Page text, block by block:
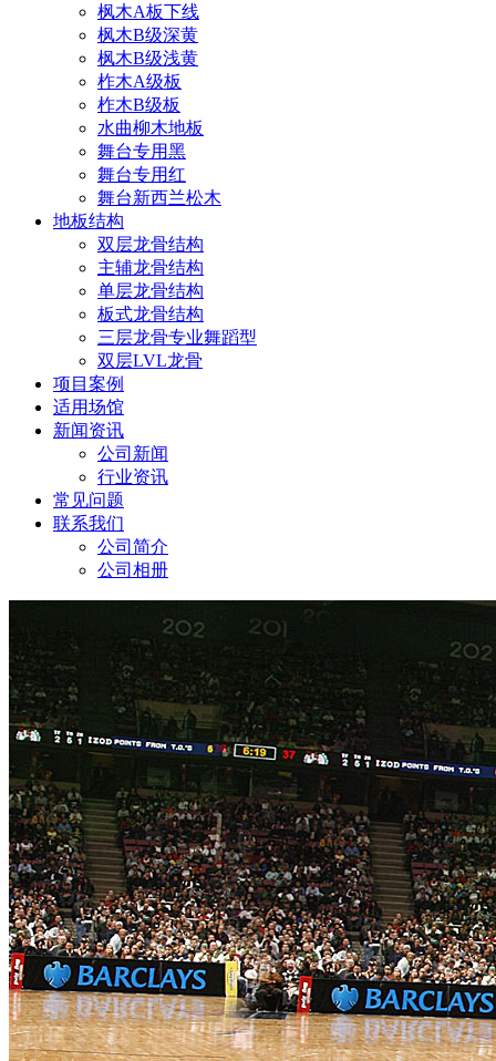
枫木A板下线
枫木B级深黄
枫木B级浅黄
柞木A级板
柞木B级板
水曲柳木地板
舞台专用黑
舞台专用红
舞台新西兰松木
地板结构
双层龙骨结构
主辅龙骨结构
单层龙骨结构
板式龙骨结构
三层龙骨专业舞蹈型
双层LVL龙骨
项目案例
适用场馆
新闻资讯
公司新闻
行业资讯
常见问题
联系我们
公司简介
公司相册